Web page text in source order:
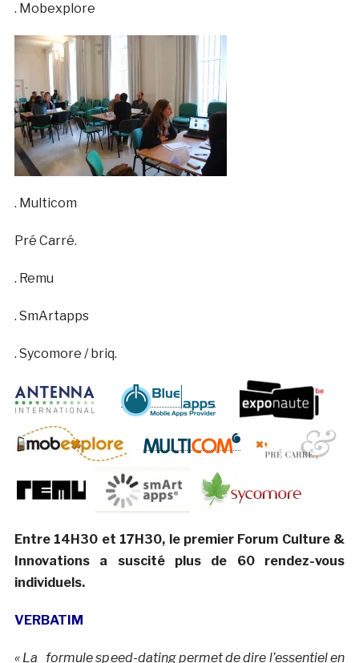
. Mobexplore
. Multicom
Pré Carré.
. Remu
. SmArtapps
. Sycomore / briq.
Entre 14H30 et 17H30, le premier Forum Culture &
Innovations a suscité plus de 60 rendez-vous
individuels.
VERBATIM
« La formule speed-dating permet de dire l’essentiel en